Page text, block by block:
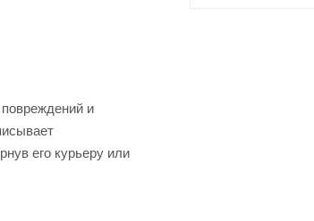
и
его курьеру или